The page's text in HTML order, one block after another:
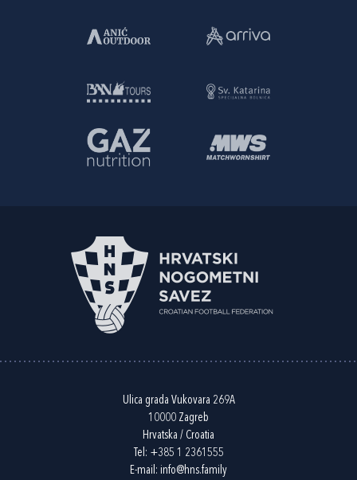
Ulica grada Vukovara 269A
10000 Zagreb
Hrvatska / Croatia
Tel: +385 1 2361555
E-mail: info@hns.family